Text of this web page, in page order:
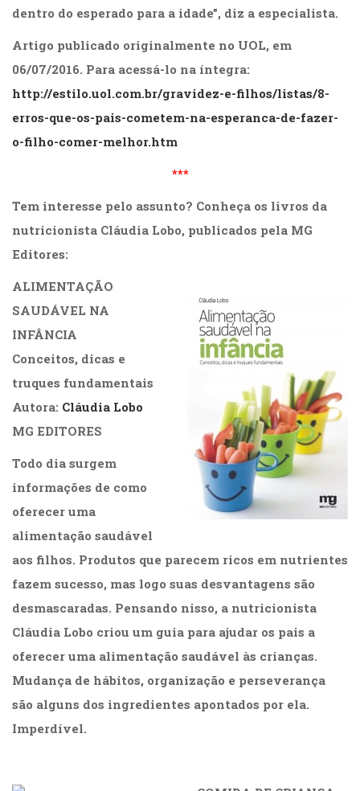
dentro do esperado para a idade”, diz a especialista.
Artigo publicado originalmente no UOL, em
06/07/2016. Para acessá-lo na íntegra:
http://estilo.uol.com.br/gravidez-e-filhos/listas/8-
erros-que-os-pais-cometem-na-esperanca-de-fazer-
o-filho-comer-melhor.htm
***
Tem interesse pelo assunto? Conheça os livros da
nutricionista Cláudia Lobo, publicados pela MG
Editores:
ALIMENTAÇÃO
SAUDÁVEL NA
INFÂNCIA
Conceitos, dicas e
truques fundamentais
Autora: Cláudia Lobo
MG EDITORES
Todo dia surgem
informações de como
oferecer uma
alimentação saudável
aos filhos. Produtos que parecem ricos em nutrientes
fazem sucesso, mas logo suas desvantagens são
desmascaradas. Pensando nisso, a nutricionista
Cláudia Lobo criou um guia para ajudar os pais a
oferecer uma alimentação saudável às crianças.
Mudança de hábitos, organização e perseverança
são alguns dos ingredientes apontados por ela.
Imperdível.